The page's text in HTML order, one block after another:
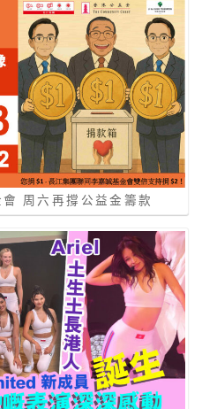
周六再撐公益金籌款